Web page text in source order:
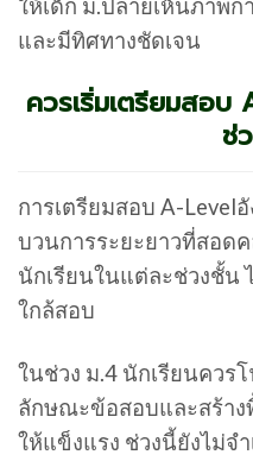
ให้เด็ก ม.ปลายเห็นภาพก
และมีทิศทางชัดเจน
ควรเริ่มเตรียมสอ
ช่
การเตรียมสอบ A-Level
บวนการระยะยาวที่สอด
นักเรียนในแต่ละช่วงชั้น
ใกล้สอบ
ในช่วง ม.4 นักเรียนควร
ลักษณะข้อสอบและสร้า
ให้แข็งแรง ช่วงนี้ยังไม่จ